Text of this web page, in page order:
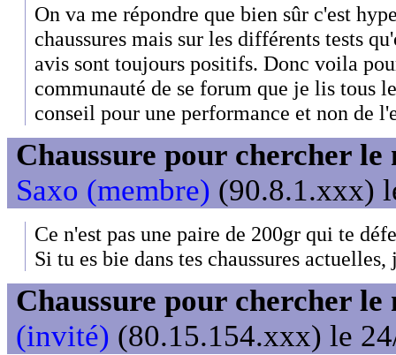
On va me répondre que bien sûr c'est
chaussures mais sur les différents tests
avis sont toujours positifs. Donc voila
communauté de se forum que je lis tous
conseil pour une performance et non de
Chaussure pour chercher
Saxo (membre) (90.8.1.xxx)
Ce n'est pas une paire de 200gr qui te
Si tu es bie dans tes chaussures
Chaussure pour chercher
(invité) (80.15.154.xxx) le